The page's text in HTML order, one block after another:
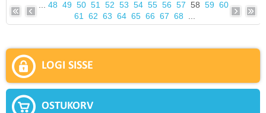
48 49 50 51 52 53 54 55 56 57 58 59 60
61
62 63 64 65 66 67 68
LOGI SISSE
OSTUKORV